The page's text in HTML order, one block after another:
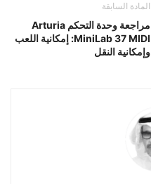
المادة السابقة
مراجعة وحدة التحكم Arturia
MiniLab 37 MIDI: إمكانية اللعب
وإمكانية النقل